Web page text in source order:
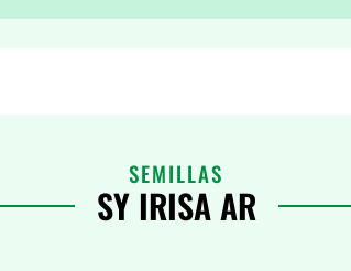
SEMILLAS
SY IRISA AR